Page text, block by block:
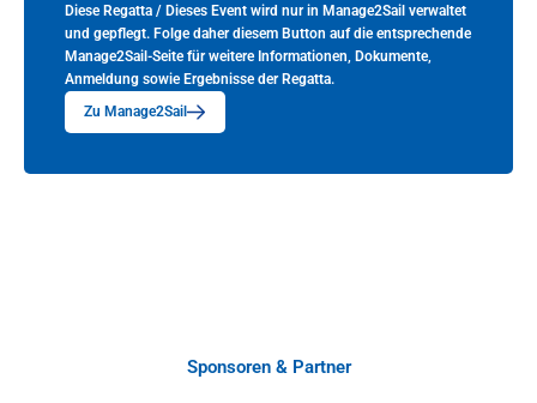
Diese Regatta / Dieses Event wird nur in Manage2Sail verwaltet
und gepflegt. Folge daher diesem Button auf die entsprechende
Manage2Sail-Seite für weitere Informationen, Dokumente,
Anmeldung sowie Ergebnisse der Regatta.
Zu Manage2Sail
Sponsoren & Partner